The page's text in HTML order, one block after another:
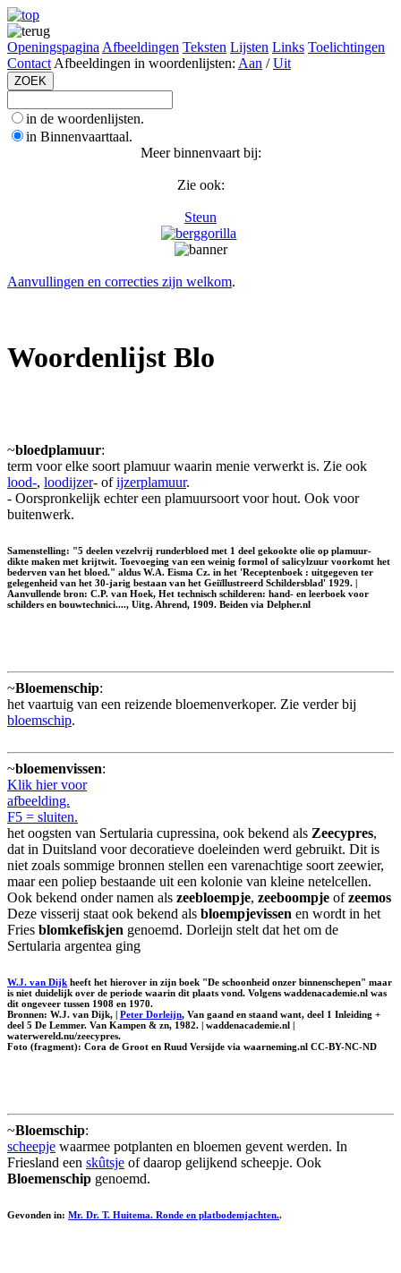
Openingspagina Afbeeldingen Teksten Lijsten Links Toelichtingen
Contact Afbeeldingen in woordenlijsten: Aan /Uit
in de woordenlijsten.
in Binnenvaarttaal.
Meer binnenvaart bij:
Zie ook:
Steun
Aanvullingen en correcties zijn welkom.
Woordenlijst Blo
~bloedplamuur:
term voor elke soort plamuur waarin menie verwerkt is. Zie ook
lood-, loodijzer- ofijzerplamuur.
- Oorspronkelijk echter een plamuursoort voor hout. Ook voor
buitenwerk.
Samenstelling: "5 deelen vezelvrij runderbloed met 1 deel gekookte olie op plamuur-
dikte maken met krijtwit. Toevoeging van een weinig formol of salicylzuur voorkomt het
bederven van het bloed." aldus W.A. Eisma Cz. in het 'Receptenboek : uitgegeven ter
gelegenheid van het 30-jarig bestaan van het Geiïllustreerd Schildersblad' 1929. |
Aanvullende bron: C.P. van Hoek, Het technisch schilderen: hand- en leerboek voor
schilders en bouwtechnici...., Uitg. Ahrend, 1909. Beiden via Delpher.nl
~Bloemenschip:
het vaartuig van een reizende bloemenverkoper. Zie verder bij
bloemschip.
~bloemenvissen:
Klik hier voor
afbeelding.
F5 = sluiten.
het oogsten van Sertularia cupressina, ook bekend als Zeecypres,
dat in Duitsland voor decoratieve doeleinden werd gebruikt. Dit is
niet zoals sommige bronnen stellen een varenachtige soort zeewier,
maar een poliep bestaande uit een kolonie van kleine netelcellen.
Ook bekend onder namen als zeebloempje, zeeboompje ofzeemos
Deze visserij staat ook bekend als bloempjevissen en wordt in het
Fries blomkefiskjen genoemd. Dorleijn stelt dat het om de
Sertularia argentea ging
W.J. van Dijk heeft het hierover in zijn boek "De schoonheid onzer binnenschepen" maar
is niet duidelijk over de periode waarin dit plaats vond. Volgens waddenacademie.nl was
dit ongeveer tussen 1908 en 1970.
Bronnen: W.J. van Dijk, | Peter Dorleijn, Van gaand en staand want, deel 1 Inleiding +
deel 5 De Lemmer. Van Kampen & zn, 1982. | waddenacademie.nl |
waterwereld.nu/zeecypres.
Foto (fragment): Cora de Groot en Ruud Versijde via waarneming.nl CC-BY-NC-ND
~Bloemschip:
scheepje waarmee potplanten en bloemen gevent werden. In
Friesland een skûtsje of daarop gelijkend scheepje. Ook
Bloemenschip genoemd.
Gevonden in: Mr. Dr. T. Huitema. Ronde en platbodemjachten..